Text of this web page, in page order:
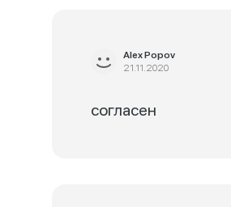
Alex Popov
21.11.2020
согласен